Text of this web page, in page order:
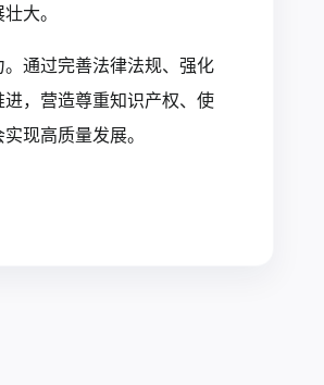
大。
通过完善法律法规、强化
，营造尊重知识产权、使
现高质量发展。‍